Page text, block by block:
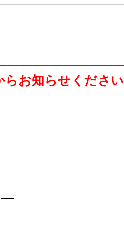
らお知らせください